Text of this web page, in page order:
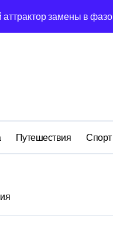
замены в
носков при уровне
анализ
циклом Команды
Путешествия Спорт